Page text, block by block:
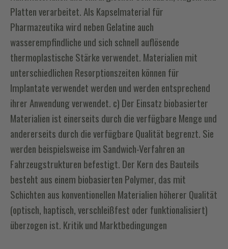
Platten verarbeitet. Als Kapselmaterial für
Pharmazeutika wird neben Gelatine auch
wasserempfindliche und sich schnell auflösende
thermoplastische Stärke verwendet. Materialien mit
unterschiedlichen Resorptionszeiten können für
Implantate verwendet werden und werden entsprechend
ihrer Anwendung verwendet. c) Der Einsatz biobasierter
Materialien ist einerseits durch die verfügbare Menge und
andererseits durch die verfügbare Qualität begrenzt. Sie
werden beispielsweise im Sandwich-Verfahren an
Fahrzeugstrukturen befestigt. Der Kern des Bauteils
besteht aus einem biobasierten Polymer, das mit
Schichten aus konventionellen Materialien höherer Qualität
(optisch, haptisch, verschleißfest oder funktionalisiert)
überzogen ist. Kritik und Marktbedingungen